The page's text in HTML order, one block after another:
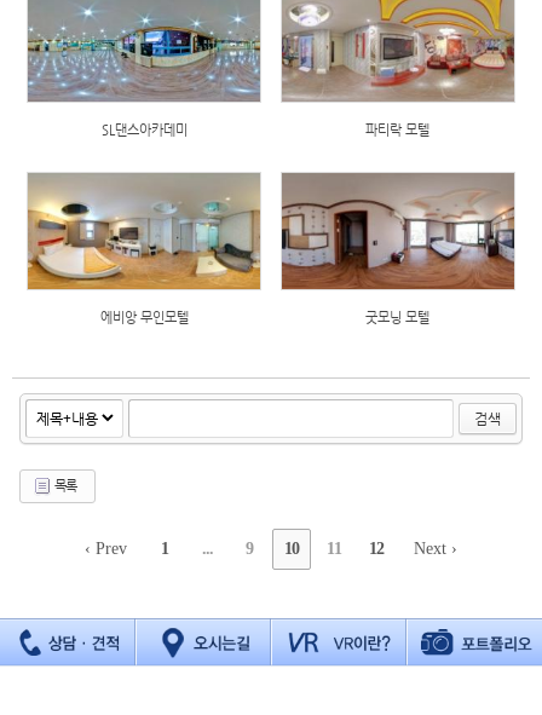
SL댄스아카데미 파티락 모텔
에비앙 무인모텔 굿모닝 모텔
검색
목록
‹ Prev 1 ... 9 10 11 12 Next ›